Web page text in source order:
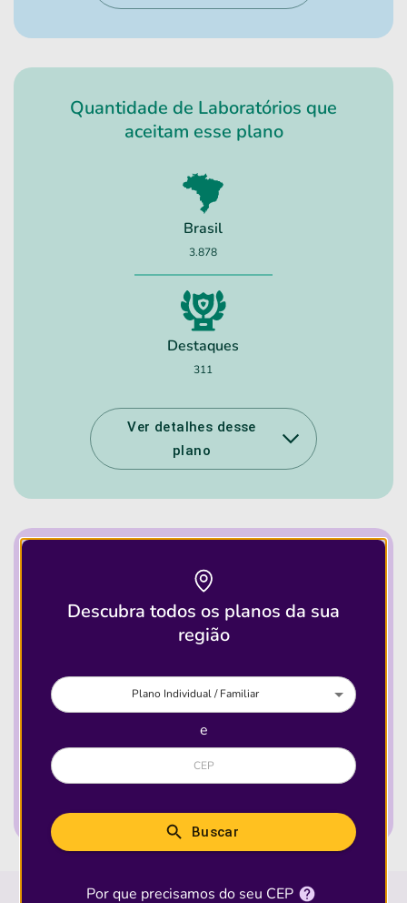
Quantidade de Laboratórios que
aceitam esse plano
Brasil
3.878
Destaques
311
Ver detalhes desse
plano
Quantidade de Clínicas que aceitam
esse plano
Brasil
14.625
Ver detalhes desse
Descubra todos os planos da sua
região
Plano Individual / Familiar
e
Buscar
Por que precisamos do seu CEP